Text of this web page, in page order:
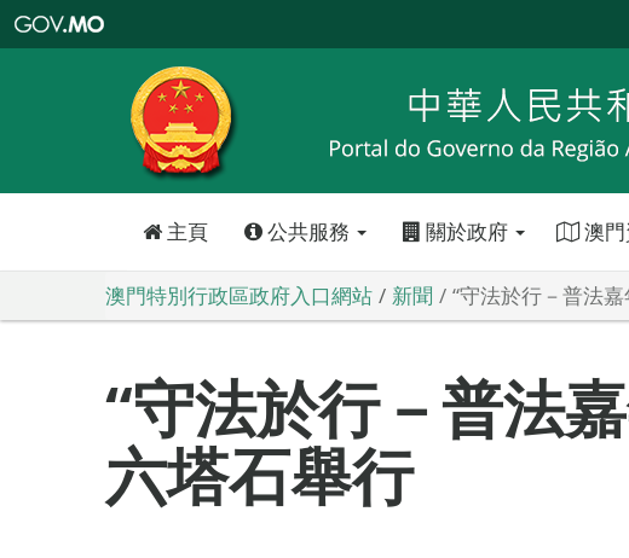
特
政
區
政
口
主頁 公共服務 關於政府 澳門
澳門特別行政區政府入口網站 新聞 “守法於行－普法
“守法於行－普法
六塔石舉行